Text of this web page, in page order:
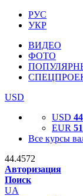
РУС
УКР
ВИДЕО
ФОТО
USD
USD
EUR
Все курсы
44.4572
Авторизация
Поиск
UA